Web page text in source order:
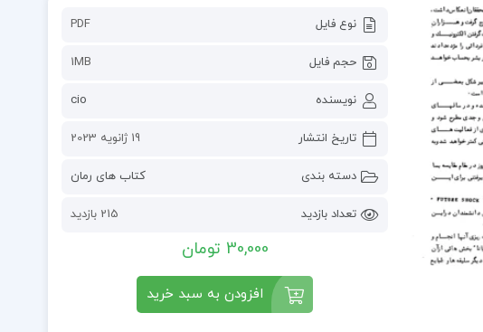
نوع فایل PDF
حجم فایل 1MB
نویسنده cio
تاریخ انتشار 19 ژانویه 2023
دسته بندی کتاب های رمان
تعداد بازدید 215 بازدید
30,000 تومان
افزودن به سبد خرید